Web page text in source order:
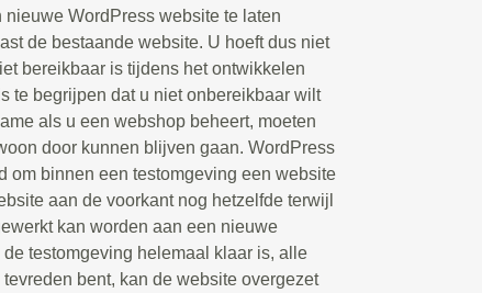
WordPress website te laten
de bestaande website. U hoeft dus niet
bereikbaar is tijdens het ontwikkelen
te begrijpen dat u niet onbereikbaar wilt
als u een webshop beheert, moeten
door kunnen blijven gaan. WordPress
om binnen een testomgeving een website
aan de voorkant nog hetzelfde terwijl
kan worden aan een nieuwe
testomgeving helemaal klaar is, alle
bent, kan de website overgezet